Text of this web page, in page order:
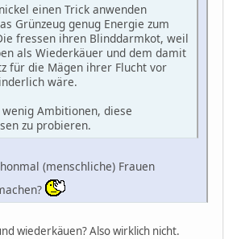
einen Trick anwenden
Grünzeug genug Energie zum
fressen ihren Blinddarmkot, weil
als Wiederkäuer und dem damit
für die Mägen ihrer Flucht vor
wäre.
Ambitionen, diese
zu probieren.
(menschliche) Frauen
wiederkäuen? Also wirklich nicht.